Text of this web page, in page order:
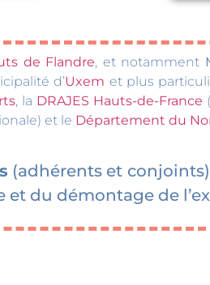
de Flandre, et notamment
d’Uxem et plus
, la DRAJES Hauts-de-France
et le Département du
(adhérents et
du démontage de